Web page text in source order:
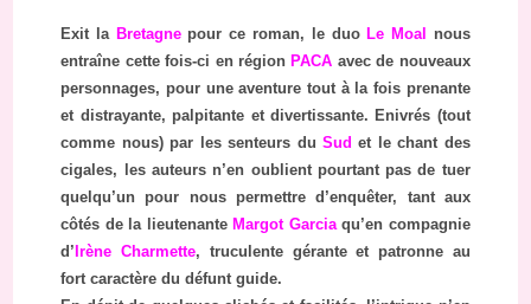
Exit la Bretagnepour ce roman, le duo Le Moal
nous
entraîne cette fois-ci en région PACA avec de nouveaux
personnages, pour une aventure tout à la fois prenante
et distrayante, palpitante et divertissante. Enivrés (tout
comme nous) par les senteurs du Sud et le chant des
cigales, les auteurs n’en oublient pourtant pas de tuer
quelqu’un pour nous permettre d’enquêter, tant aux
côtés de la lieutenante Margot Garciaqu’en compagnie
d’ Irène Charmette, truculente gérante et patronne au
fort caractère du défunt guide.